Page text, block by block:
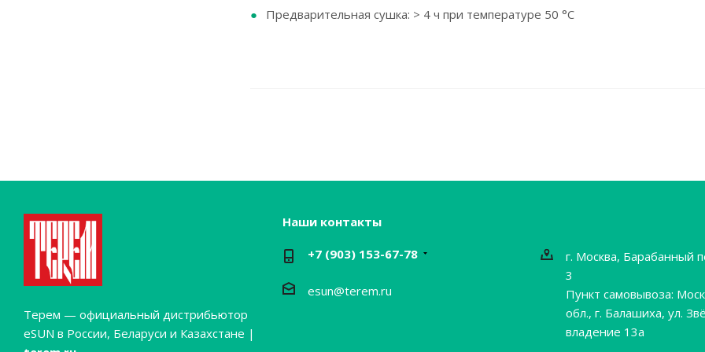
Предварительная сушка: > 4 ч при температуре 50 °С
Терем — официальный дистрибьютор
eSUN в России, Беларуси и Казахстане |
Наши контакты
+7 (903) 153-67-78
esun@terem.ru
г. Москва, Барабанный
3
Пункт самовывоза:
обл., г. Балашиха, ул.
владение 13а